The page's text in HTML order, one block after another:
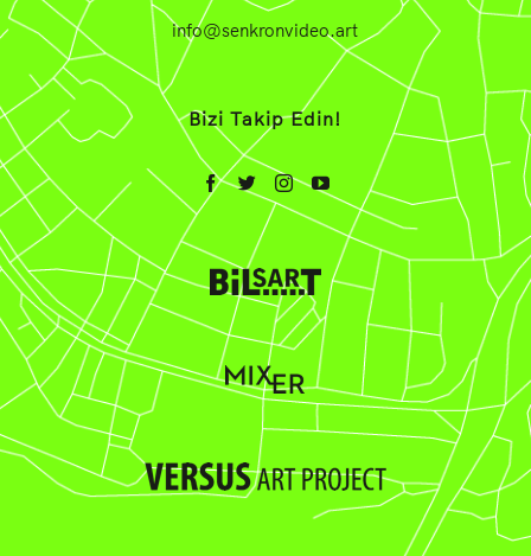
info@senkronvideo.art
Bizi Takip Edin!